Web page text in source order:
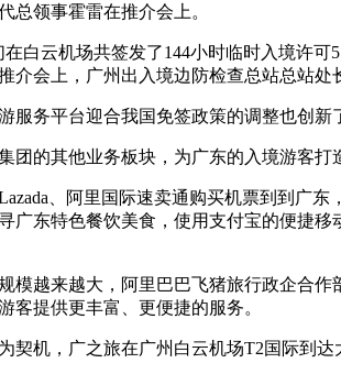
总领事霍雷在推介会上。
白云机场共签发了144小时临时入境许可
介会上，广州出入境边防检查总站总站
服务平台迎合我国免签政策的调整也创新
团的其他业务板块，为广东的入境游客
、阿里国际速卖通购买机票到到广
广东特色餐饮美食，使用支付宝的便捷
模越来越大，阿里巴巴飞猪旅行政企合
客提供更丰富、更便捷的服务。
契机，广之旅在广州白云机场T2国际到